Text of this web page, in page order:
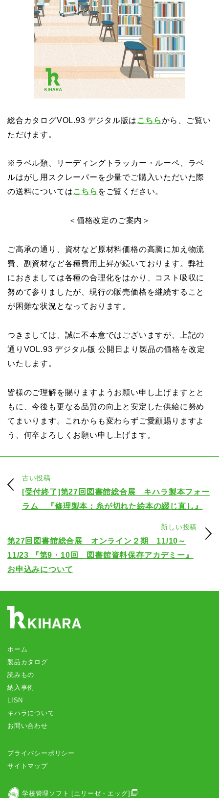
総合カタログVOL.93 デジタル版は こちらから、ご覧い
ただけます。
※ラベル類、リーディングトラッカー・ルーペ、ラベ
ルはがし用スクレーパーを少量でご購入いただいた際
の送料についてはこちら をご覧ください。
＜価格改定のご案内＞
ご高承の通り、資材など原材料価格の高騰に加え物流
費、副資材など各種費用上昇が続いております。弊社
におきましては各種の合理化をはかり、コスト吸収に
努めて参りましたが、現行の販売価格を継続すること
が困難な状況となっております。
つきましては、誠に不本意ではございますが、上記の
通りVOL.93 デジタル版 公開日より製品の価格を改定
いたします。
皆様のご理解を賜りますようお願い申し上げますとと
もに、今後も更なる品質の向上と安定した供給に努め
てまいります。これからも変わらずご愛顧賜りますよ
う、何卒よろしくお願い申し上げます。
古い投稿
[受付終了]第27回図書館総合展 キハラ製本フォー
ラム 『修理製本：糸が切れた絵本の綴じ直し』
新しい投稿
第27回図書館総合展 オンライン２期 11/10～
11/23 『第9・10回 図書館資料保存アカデミー』
お申込みについて
ホーム
製品カタログ
読みもの
納入事例
LISN
キハラについて
お問い合わせ
プライバシーポリシー
サイトマップ
学校管理ソフト [エリーゼ・エッグ]